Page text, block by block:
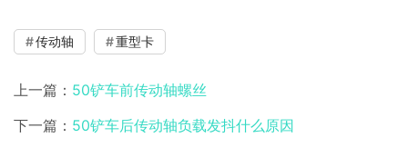
传动轴 重型卡
上一篇： 50铲车前传动轴螺丝
下一篇： 50铲车后传动轴负载发抖什么原因